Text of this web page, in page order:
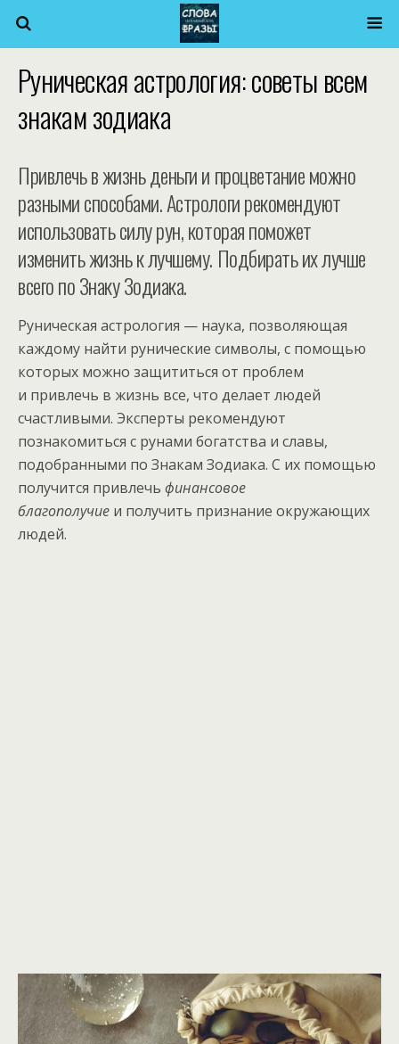
Руническая астрология: советы всем
знакам зодиака
Привлечь в жизнь деньги и процветание можно
разными способами. Астрологи рекомендуют
использовать силу рун, которая поможет
изменить жизнь к лучшему. Подбирать их лучше
всего по Знаку Зодиака.
Руническая астрология — наука, позволяющая
каждому найти рунические символы, с помощью
которых можно защититься от проблем
и привлечь в жизнь все, что делает людей
счастливыми. Эксперты рекомендуют
познакомиться с рунами богатства и славы,
подобранными по Знакам Зодиака. С их помощью
получится привлечь финансовое
благополучие и получить признание окружающих
людей.